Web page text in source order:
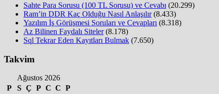
Sahte Para Sorusu (100 TL Sorusu) ve Cevabı (20.299)
Ram’in DDR Kaç Olduğu Nasıl Anlaşılır (8.433)
Yazılım İş Görüşmesi Soruları ve Cevapları (8.318)
Az Bilinen Faydalı Siteler (8.178)
Sql Tekrar Eden Kayıtları Bulmak (7.650)
Takvim
Ağustos 2026
P
S Ç P C C P